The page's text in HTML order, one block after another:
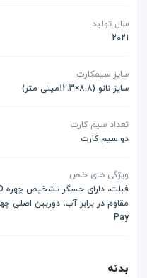
سال تولید
2021
سایز سیمکارت
سایز نانو (8.8×12.3میلی متر)
تعداد سیم کارت
دو سیم کارت
ویژگی های خاص
Pay
بدنه